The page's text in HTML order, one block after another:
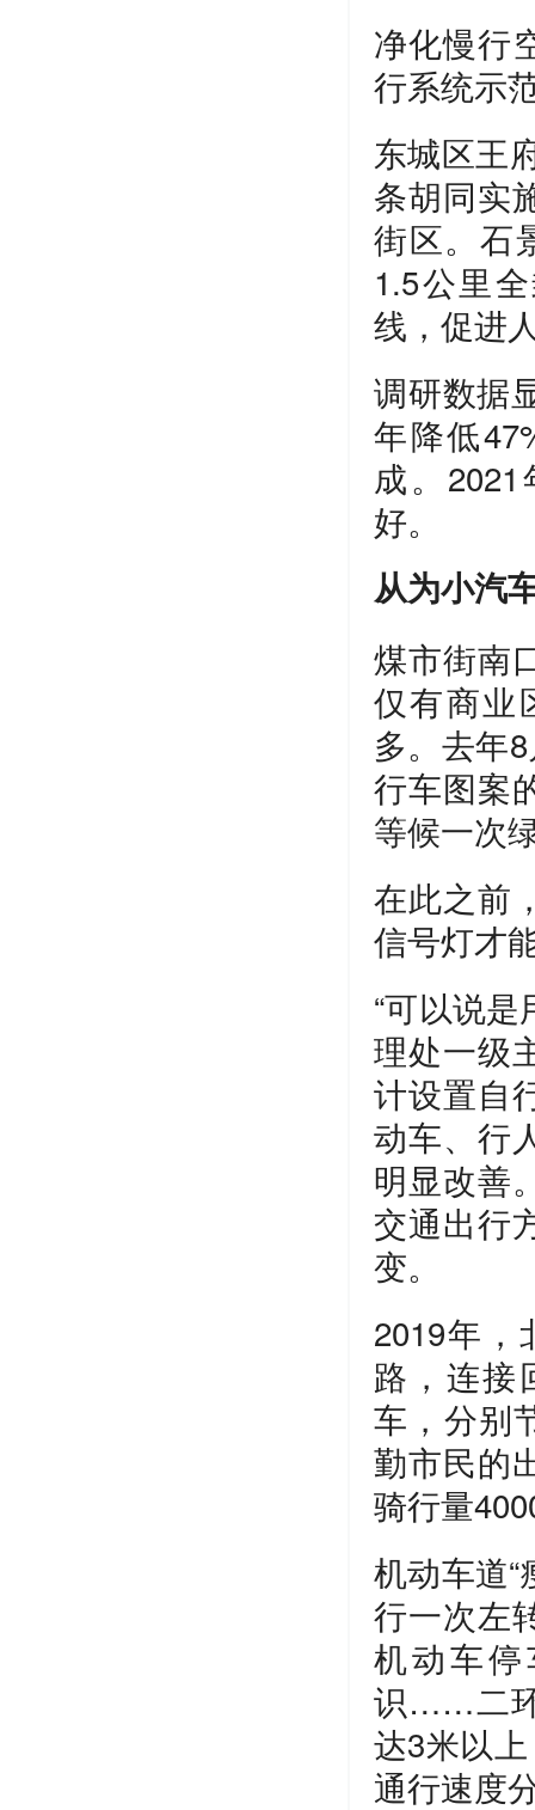
净化慢行
行系统示
东城区王
条胡同实
街区。石
1.5公里
线，促进
调研数据
年降低
成。
好。
从为小汽
煤市街南
仅有商业
多。去年
行车图案
等候一次
在此之前
信号灯才
“可以说
理处一级
计设置自
动车、行
明显改善
交通出行
变。
2019年
路，连接
车，分别
勤市民的
骑行量
机动车道
行一次左
机动车
识……二环
达3米以
通行速度